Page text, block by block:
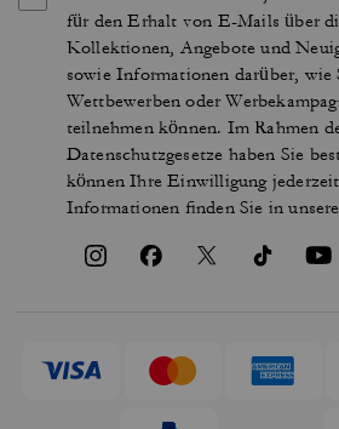
für den Erhalt von E-Mails über
Kollektionen, Angebote und
sowie Informationen darüber, wie
Wettbewerben oder
teilnehmen können. Im Rahmen
Datenschutzgesetze haben Sie
können Ihre Einwilligung
Informationen finden Sie in